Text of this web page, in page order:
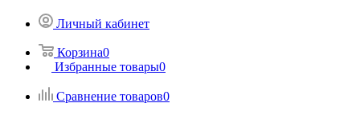
Личный кабинет
Корзина0
Избранные товары0
Сравнение товаров0